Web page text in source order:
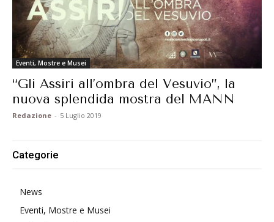
Eventi, Mostre e Musei
“Gli Assiri all’ombra del Vesuvio”, la
nuova splendida mostra del MANN
Redazione - 5 Luglio 2019
Categorie
News
Eventi, Mostre e Musei